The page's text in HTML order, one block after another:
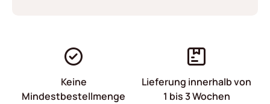
Keine
Mindestbestellmenge
Lieferung innerhalb von
1 bis 3 Wochen